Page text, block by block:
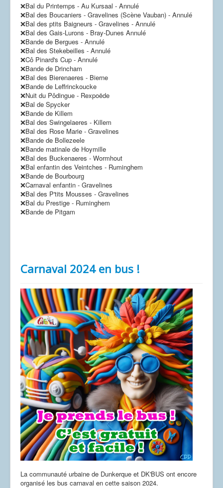
❌Bal du Printemps - Au Kursaal - Annulé
❌Bal des Boucaniers - Gravelines (Scène Vauban) - Annulé
❌Bal des ptits Baigneurs - Gravelines - Annulé
❌Bal des Gais-Lurons - Bray-Dunes Annulé
❌Bande de Bergues - Annulé
❌Bal des Stekebeilles - Annulé
❌Cô Pinard's Cup - Annulé
❌Bande de Drincham
❌Bal des Bierenaeres - Bierne
❌Bande de Leffrinckoucke
❌Nuit du Pôdingue - Rexpoëde
❌Bal de Spycker
❌Bande de Killem
❌Bal des Swingelaeres - Killem
❌Bal des Rose Marie - Gravelines
❌Bande de Bollezeele
❌Bande matinale de Hoymille
❌Bal des Buckenaeres - Wormhout
❌Bal enfantin des Veintches - Ruminghem
❌Bande de Bourbourg
❌Carnaval enfantin - Gravelines
❌Bal des P'tits Mousses - Gravelines
❌Bal du Prestige - Ruminghem
❌Bande de Pitgam
Carnaval 2024 en bus !
La communauté urbaine de Dunkerque et DK'BUS ont encore
organisé les bus carnaval en cette saison 2024.